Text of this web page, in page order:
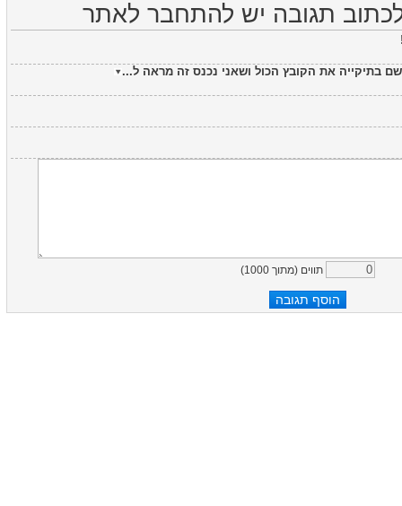
תגובה יש להתחבר לאתר
שם בתיקייה את הקובץ הכול ושאני נכנס זה מראה ל...
תווים (מתוך 1000
)